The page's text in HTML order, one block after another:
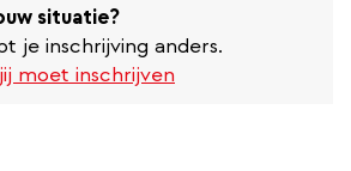
situatie?
je inschrijving anders.
moet inschrijven